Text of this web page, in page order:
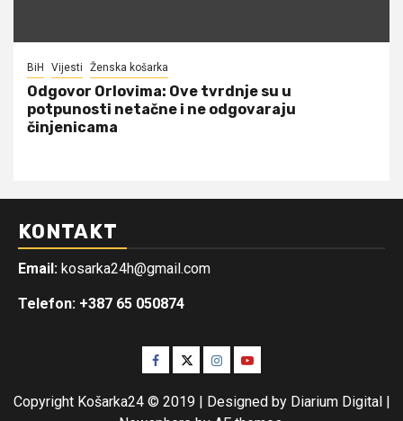
BiH Vijesti Ženska košarka
Odgovor Orlovima: ​Ove tvrdnje su u
potpunosti netačne i ne odgovaraju
činjenicama
KONTAKT
Email: kosarka24h@gmail.com
Telefon: +387 65 050874
Facebook
TwitterInstagram
Youtube
Copyright Košarka24 © 2019 | Designed by Diarium Digital |